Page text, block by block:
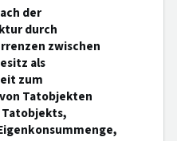
der
durch
zwischen
als
zum
Tatobjekten
Tatobjekts,